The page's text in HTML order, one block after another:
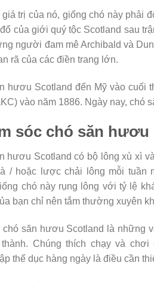
giá trị của nó, giống chó này phải
của giới quý tộc Scotland sau
người đam mê Archibald và
rã của các điền trang lớn.
hươu Scotland đến Mỹ vào cuối
vào năm 1886. Ngày nay, chó
sóc chó săn hươu
hươu Scotland có bộ lông xù xì
/ hoặc lược chải lông mỗi tuần
chó này rụng lông với tỷ lệ
bạn chỉ nên tắm thường xuyên
chó săn hươu Scotland là những
Chúng thích chạy và
thể dục hàng ngày là điều cần